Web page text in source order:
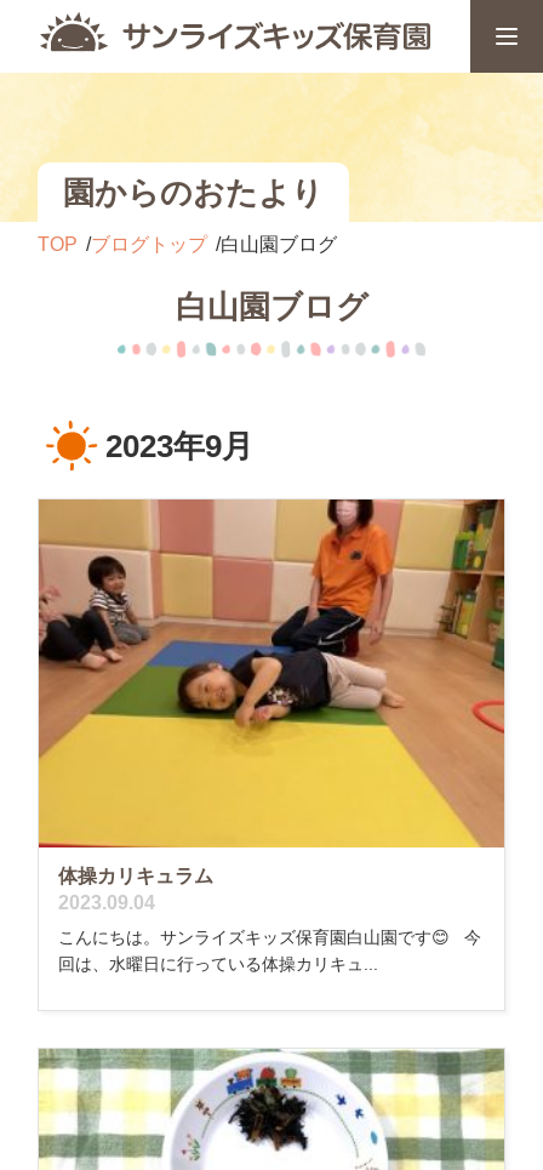
園からのおたより
TOP ブログトップ 白山園ブログ
白山園ブログ
2023年9月
体操カリキュラム
2023.09.04
こんにちは。サンライズキッズ保育園白山園です😊 今
回は、水曜日に行っている体操カリキュ...